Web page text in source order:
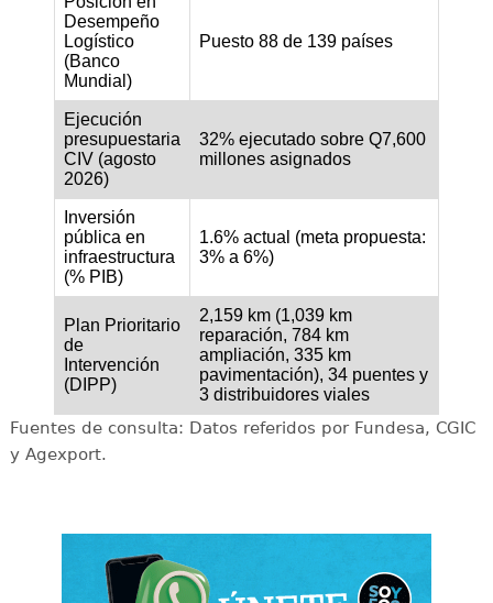
Desempeño
Logístico
(Banco
Mundial)
Puesto 88 de 139 países
Ejecución
presupuestaria
CIV (agosto
2026)
32% ejecutado sobre Q7,600
millones asignados
Inversión
pública en
infraestructura
(% PIB)
1.6% actual (meta propuesta:
3% a 6%)
Plan Prioritario
de
Intervención
(DIPP)
2,159 km (1,039 km
reparación, 784 km
ampliación, 335 km
pavimentación), 34 puentes y
3 distribuidores viales
Fuentes de consulta: Datos referidos por Fundesa, CGIC
y Agexport.